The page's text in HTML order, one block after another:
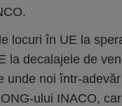
locuri în UE la
la decalajele de
unde noi într-
ului INACO,